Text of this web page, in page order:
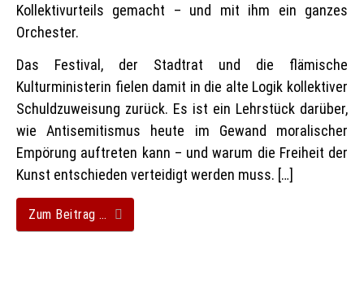
Kollektivurteils gemacht – und mit ihm ein ganzes
Orchester.
Das Festival, der Stadtrat und die flämische
Kulturministerin fielen damit in die alte Logik kollektiver
Schuldzuweisung zurück. Es ist ein Lehrstück darüber,
wie Antisemitismus heute im Gewand moralischer
Empörung auftreten kann – und warum die Freiheit der
Kunst entschieden verteidigt werden muss. […]
Zum Beitrag …